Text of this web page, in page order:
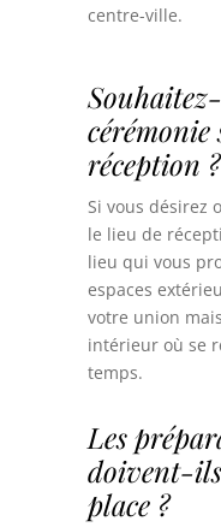
centre-ville.
réception ?
Si vous désirez
le lieu de
lieu qui vous
espaces
votre union
intérieur où se
temps.
Les
doivent-
place ?